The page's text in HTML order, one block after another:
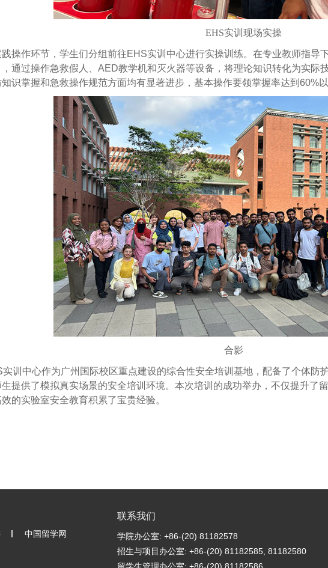
EHS实训现场实操
操作环节，学生们分组前往EHS实训中心进行实操训练。在专业教师指导
通过操作急救假人、AED教学机和灭火器等设备，将理论知识转化为实际
识掌握和急救操作规范方面均有显著进步，基本操作要领掌握率达到60%以
合影
实训中心作为广州国际校区重点建设的综合性安全培训基地，配备了个体防
提供了模拟真实场景的安全培训环境。本次培训的成功举办，不仅提升了
的实验室安全教育积累了宝贵经验。
中国留学网
联系我们
学院办公室: +86-(20) 81182578
招生与项目办公室: +86-(20) 81182585, 81182580